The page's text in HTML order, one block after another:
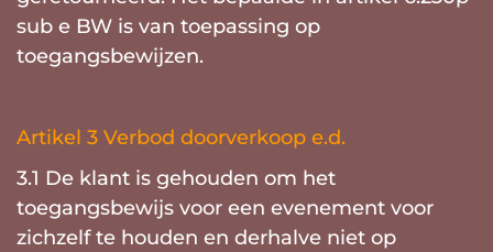
sub e BW is van toepassing op
toegangsbewijzen.
Artikel 3 Verbod doorverkoop e.d.
3.1 De klant is gehouden om het
toegangsbewijs voor een evenement voor
zichzelf te houden en derhalve niet op